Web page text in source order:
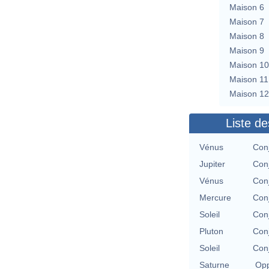
Maison 6
Maison 7
Maison 8
Maison 9
Maison 10
Maison 11
Maison 12
Liste
Vénus
Jupiter
Vénus
Mercure
Soleil
Pluton
Soleil
Saturne